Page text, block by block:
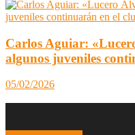
Carlos Aguiar:
algunos juveniles
05/02/2026